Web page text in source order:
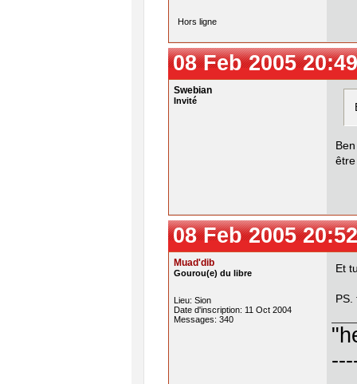
Hors ligne
08 Feb 2005
Swebian
Invité
08 Feb 2005
Muad'dib
Gourou(e) du libre
Lieu: Sion
Date d'inscription: 11 Oct 2004
Messages: 340
Et